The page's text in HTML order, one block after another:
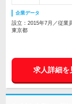
企業データ
設立：2015年7月／従業
東京都
求人詳細を